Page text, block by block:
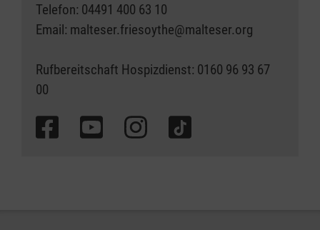
Telefon: 04491 400 63 10
Email: malteser.friesoythe@malteser.org
Rufbereitschaft Hospizdienst: 0160 96 93 67
00